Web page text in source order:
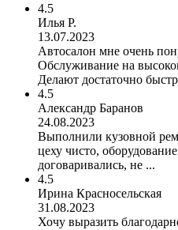
4.5
Илья Р.
13.07.2023
Автосалон мне очень
Обслуживание на
Делают достаточно
4.5
Александр Баранов
24.08.2023
Выполнили кузовной
цеху чисто,
договаривались, не ...
4.5
Ирина Красносельская
31.08.2023
Хочу выразить